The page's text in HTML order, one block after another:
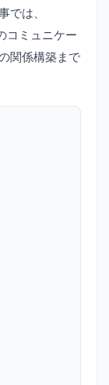
では、
コミュニケー
関係構築まで